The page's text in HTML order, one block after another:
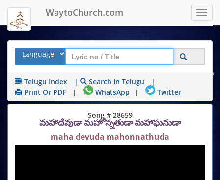
WaytoChurch.com
Telugu Index | Search In Telugu
|
Print Or PDF
| WhatsApp | Twitter
Song # 28659
మహాదేవుడా మహోన్నతుడా మహాఘనుడా
maha devuda mahonnathuda